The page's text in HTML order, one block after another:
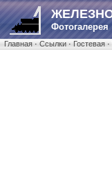
Фотогалерея
Главная·Ссылки·Гостевая·